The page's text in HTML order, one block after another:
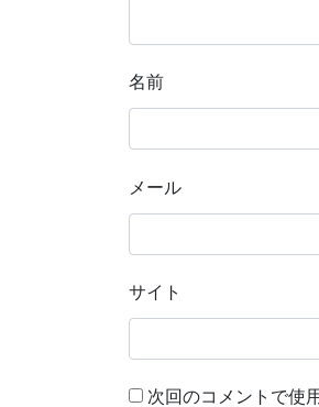
名前
メール
サイト
次回のコメントで使